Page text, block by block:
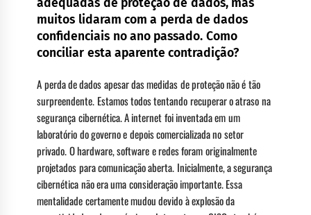
adequadas de proteção de dados, mas
muitos lidaram com a perda de dados
confidenciais no ano passado. Como
conciliar esta aparente contradição?
A perda de dados apesar das medidas de proteção não é tão
surpreendente. Estamos todos tentando recuperar o atraso na
segurança cibernética. A internet foi inventada em um
laboratório do governo e depois comercializada no setor
privado. O hardware, software e redes foram originalmente
projetados para comunicação aberta. Inicialmente, a segurança
cibernética não era uma consideração importante. Essa
mentalidade certamente mudou devido à explosão da